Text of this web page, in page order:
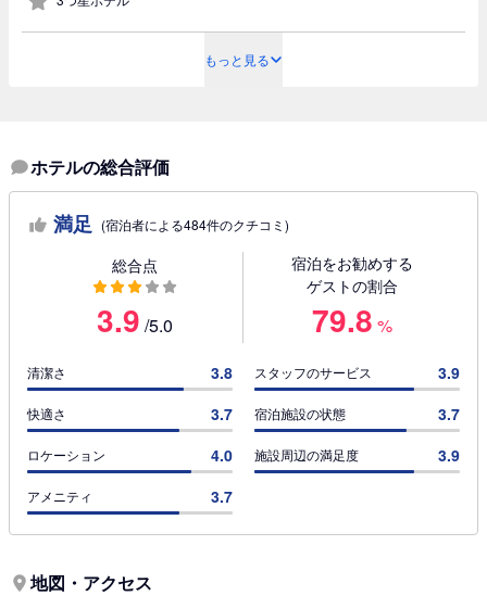
もっと見る
ホテルの総合評価
満足 (宿泊者による484件のクチコミ)
総合点
3.9 /5.0
宿泊をお勧めする
ゲストの割合
79.8 %
清潔さ 3.8 スタッフのサービス 3.9
快適さ 3.7 宿泊施設の状態 3.7
ロケーション 4.0 施設周辺の満足度 3.9
アメニティ 3.7
地図・アクセス